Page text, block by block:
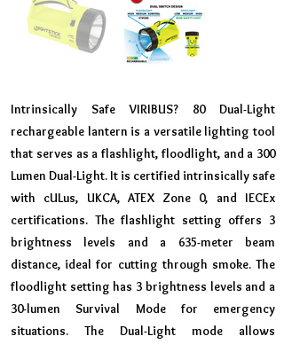
Intrinsically Safe VIRIBUS? 80 Dual-Light
rechargeable lantern is a versatile lighting tool
that serves as a flashlight, floodlight, and a 300
Lumen Dual-Light. It is certified intrinsically safe
with cULus, UKCA, ATEX Zone 0, and IECEx
certifications. The flashlight setting offers 3
brightness levels and a 635-meter beam
distance, ideal for cutting through smoke. The
floodlight setting has 3 brightness levels and a
30-lumen Survival Mode for emergency
situations. The Dual-Light mode allows